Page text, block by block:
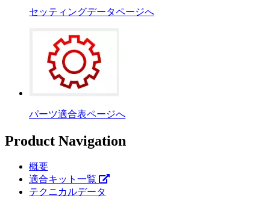
セッティングデータページへ
パーツ適合表ページへ
Product Navigation
概要
適合キット一覧
テクニカルデータ